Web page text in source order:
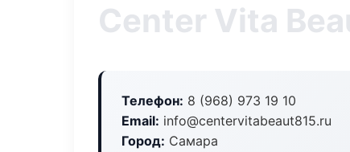
Center Vita
Телефон: 8 (968) 973 19 10
Email: info@centervitabeaut815.ru
Город: Самара